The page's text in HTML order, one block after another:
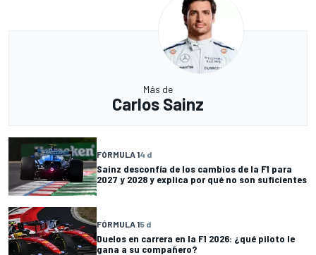
Más de
Carlos Sainz
FÓRMULA 14 d
Sainz desconfía de los cambios de la F1 para
2027 y 2028 y explica por qué no son suficientes
FÓRMULA 15 d
Duelos en carrera en la F1 2026: ¿qué piloto le
gana a su compañero?